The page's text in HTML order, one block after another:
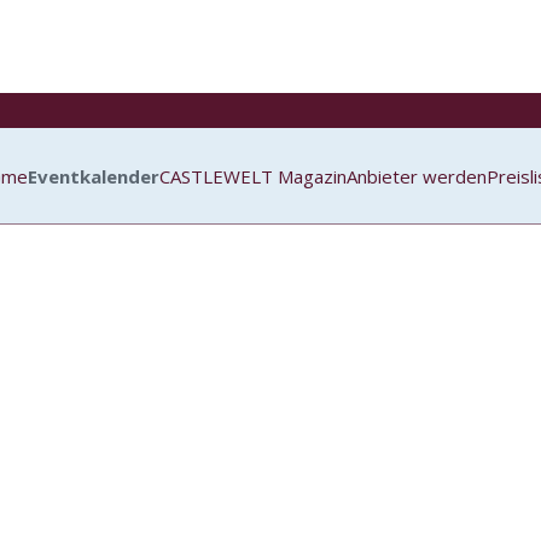
EventkalenderCASTLEWELT MagazinAnbieter werden